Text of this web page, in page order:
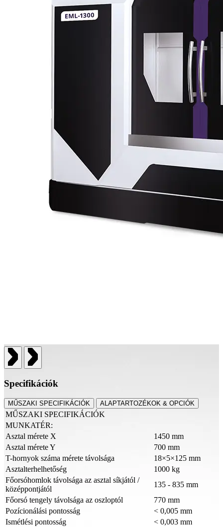
Specifikációk
MŰSZAKI SPECIFIKÁCIÓK ALAPTARTOZÉKOK & OPCIÓK
MŰSZAKI SPECIFIKÁCIÓK
MUNKATÉR:
Asztal mérete X
1450 mm
Asztal mérete Y
700 mm
T-hornyok száma mérete távolsága
18×5×125 mm
Asztalterhelhetőség
1000 kg
Főorsóhomlok távolsága az asztal síkjától /
középpontjától
135 - 835 mm
Főorsó tengely távolsága az oszloptól
770 mm
Pozícionálási pontosság
< 0,005 mm
Ismétlési pontosság
< 0,003 mm